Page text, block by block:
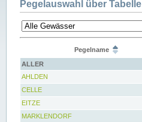
Pegelauswahl über Tabelle
Pegelname
ALLER
AHLDEN
CELLE
EITZE
MARKLENDORF